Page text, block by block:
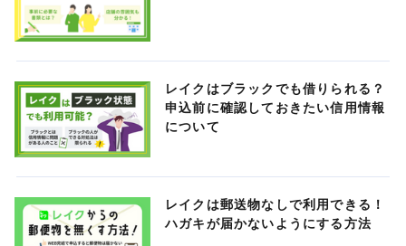
レイクはブラックでも借りられる？
申込前に確認しておきたい信用情報
について
レイクは郵送物なしで利用できる！
ハガキが届かないようにする方法